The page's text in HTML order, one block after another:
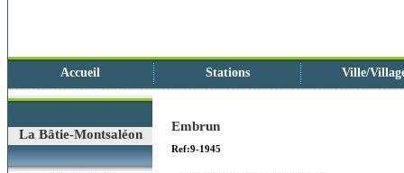
Accueil Stations Ville/
La Bâtie-Montsaléon
Embrun
Ref:9-1945